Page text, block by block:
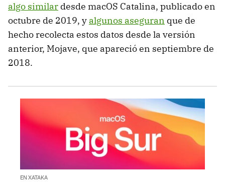
algo similar desde macOS Catalina, publicado en
octubre de 2019, y algunos aseguran que de
hecho recolecta estos datos desde la versión
anterior, Mojave, que apareció en septiembre de
2018.
EN XATAKA